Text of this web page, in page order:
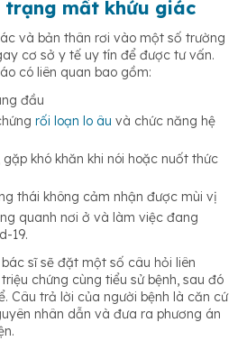
trạng mất khứu giác
và bản thân rơi vào một số trường
cơ sở y tế uy tín để được tư vấn.
có liên quan bao gồm:
đầu
rối loạn lo âu và chức năng hệ
khó khăn khi nói hoặc nuốt thức
thái không cảm nhận được mùi vị
quanh nơi ở và làm việc đang
19.
sĩ sẽ đặt một số câu hỏi liên
chứng cùng tiểu sử bệnh, sau đó
Câu trả lời của người bệnh là căn cứ
nhân dẫn và đưa ra phương án